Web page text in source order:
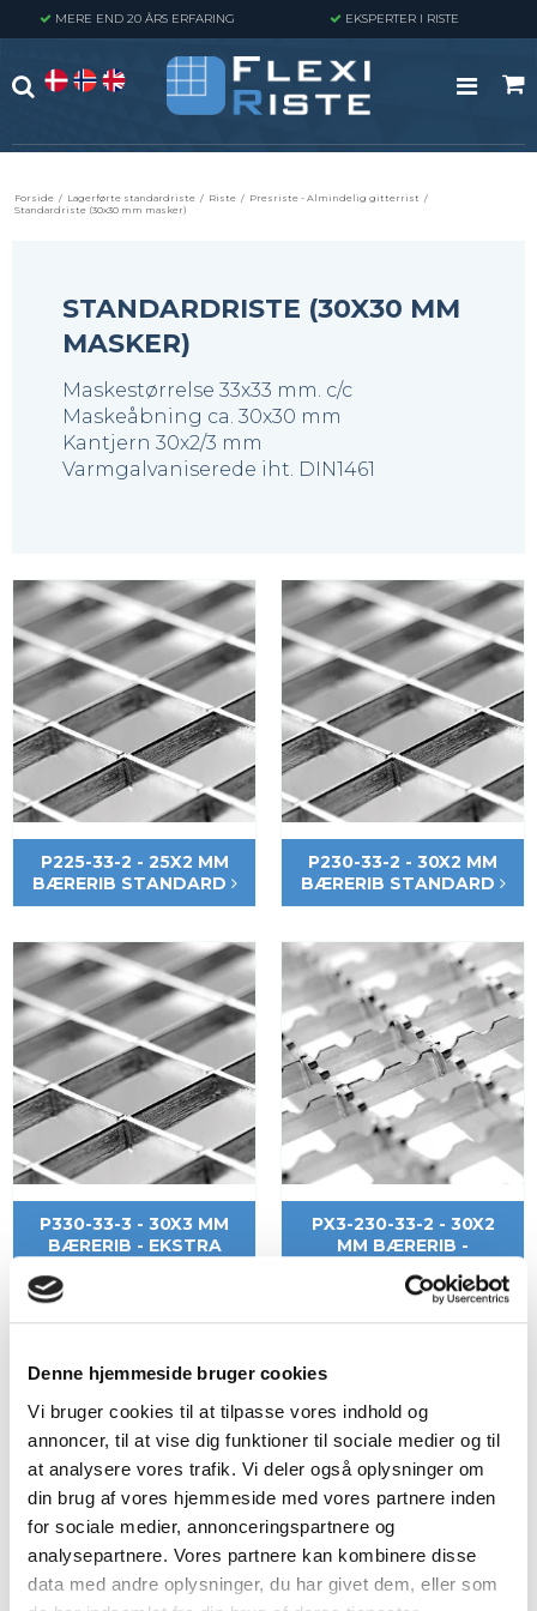
Denne hjemmeside bruger cookies
Vi bruger cookies til at tilpasse vores indhold og
annoncer, til at vise dig funktioner til sociale medier og til
at analysere vores trafik. Vi deler også oplysninger om
din brug af vores hjemmeside med vores partnere inden
for sociale medier, annonceringspartnere og
analysepartnere. Vores partnere kan kombinere disse
data med andre oplysninger, du har givet dem, eller som
MERE END 20 ÅRS ERFARING EKSPERTER I RISTE
Forside / Lagerførte standardriste / Riste / Presriste - Almindelig gitterrist /
Standardriste (30x30 mm masker)
STANDARDRISTE (30X30 MM
MASKER)
Maskestørrelse 33x33 mm. c/c
Maskeåbning ca. 30x30 mm
Kantjern 30x2/3 mm
Varmgalvaniserede iht. DIN1461
P225-33-2 - 25X2 MM
BÆRERIB STANDARD
P230-33-2 - 30X2 MM
BÆRERIB STANDARD
P330-33-3 - 30X3 MM
BÆRERIB - EKSTRA
PX3-230-33-2 - 30X2
MM BÆRERIB -
SKRIDSIKKER